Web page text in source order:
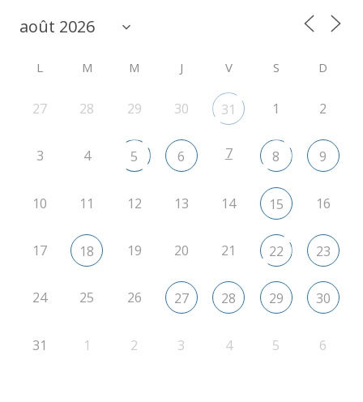
L M M J V S D
27 28 29 30 31 1 2
3 4 5 6 7 8 9
10 11 12 13 14 15 16
17 18 19 20 21 22 23
24 25 26 27 28 29 30
31 1 2 3 4 5 6